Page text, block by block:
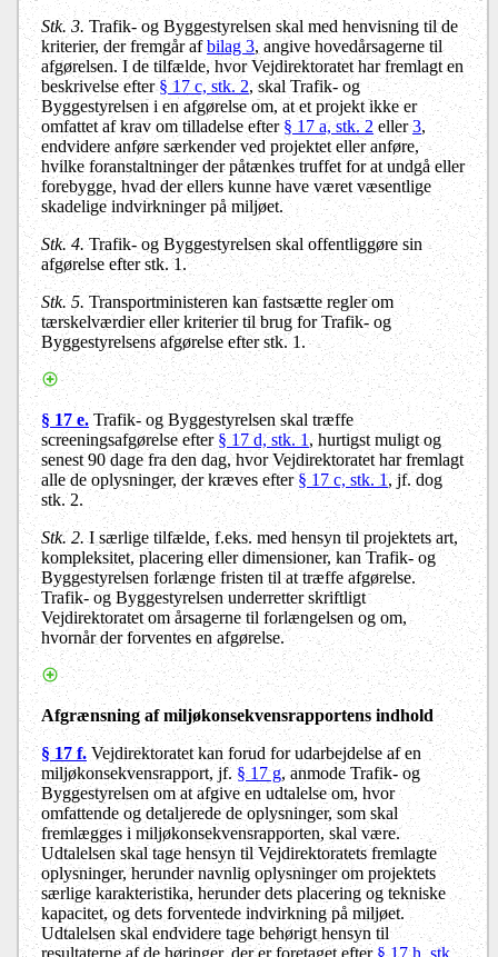
Stk. 3. Trafik- og Byggestyrelsen skal med henvisning til de
kriterier, der fremgår afbilag 3, angive hovedårsagerne til
afgørelsen. I de tilfælde, hvor Vejdirektoratet har fremlagt en
beskrivelse efter§ 17 c, stk. 2, skal Trafik- og
Byggestyrelsen i en afgørelse om, at et projekt ikke er
omfattet af krav om tilladelse efter§ 17 a, stk. 2 eller3,
endvidere anføre særkender ved projektet eller anføre,
hvilke foranstaltninger der påtænkes truffet for at undgå eller
forebygge, hvad der ellers kunne have været væsentlige
skadelige indvirkninger på miljøet.
Stk. 4.Trafik- og Byggestyrelsen skal offentliggøre sin
afgørelse efter stk. 1.
Stk. 5. Transportministeren kan fastsætte regler om
tærskelværdier eller kriterier til brug for Trafik- og
Byggestyrelsens afgørelse efter stk. 1.
§ 17 e.Trafik- og Byggestyrelsen skal træffe
screeningsafgørelse efter § 17 d, stk. 1, hurtigst muligt og
senest 90 dage fra den dag, hvor Vejdirektoratet har fremlagt
alle de oplysninger, der kræves efter§ 17 c, stk. 1, jf. dog
stk. 2.
Stk. 2.I særlige tilfælde, f.eks. med hensyn til projektets art,
kompleksitet, placering eller dimensioner, kan Trafik- og
Byggestyrelsen forlænge fristen til at træffe afgørelse.
Trafik- og Byggestyrelsen underretter skriftligt
Vejdirektoratet om årsagerne til forlængelsen og om,
hvornår der forventes en afgørelse.
Afgrænsning af miljøkonsekvensrapportens indhold
§ 17 f. Vejdirektoratet kan forud for udarbejdelse af en
miljøkonsekvensrapport, jf. § 17 g, anmode Trafik- og
Byggestyrelsen om at afgive en udtalelse om, hvor
omfattende og detaljerede de oplysninger, som skal
fremlægges i miljøkonsekvensrapporten, skal være.
Udtalelsen skal tage hensyn til Vejdirektoratets fremlagte
oplysninger, herunder navnlig oplysninger om projektets
særlige karakteristika, herunder dets placering og tekniske
kapacitet, og dets forventede indvirkning på miljøet.
Udtalelsen skal endvidere tage behørigt hensyn til
resultaterne af de høringer, der er foretaget efter § 17 h, stk.